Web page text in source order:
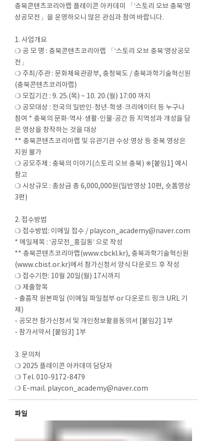
충북콘텐츠코리아랩 플레이콘 아카데미 「‘스토리 오브 충북’영
상공모전」을 운영하오니 많은 관심과 참여 바랍니다.
1. 사업개요
❍ 공 모 명 : 충북콘텐츠코리아랩 「‘스토리 오브 충북’영상공모
전」
❍ 주최/주관 : 문화체육관광부, 충청북도 / 충북과학기술혁신원
(충북콘텐츠코리아랩)
❍ 모집기간 : 9. 25.(목) ~ 10. 20.(월) 17:00 까지
❍ 공모대상 : 전국의 일반인·청년·학생·크리에이터 등 누구나
참여 * 충북의 문화·역사·생활·인물·공간 등 지역성과 개성을 담
은 영상을 창작하는 것을 대상
** 충북콘텐츠코리아랩 및 유관기관 수상 영상 등 중복 영상은
지원 불가
❍ 공모주제 : 충북의 이야기(스토리 오브 충북) ※[붙임1] 예시
참고
❍ 시상규모 : 총상금 총 6,000,000원(일반영상 10편, 숏폼영상
3편)
2. 접수방법
❍ 접수방법: 이메일 접수 / playcon_academy@naver.com
* 메일제목 : ‘공모전_홍길동’ 으로 작성
** 충북콘텐츠코리아랩(www.cbckl.kr), 충북과학기술혁신원
(www.cbist.or.kr)에서 참가신청서 양식 다운로드 후 작성
❍ 접수기한: 10월 20일(월) 17시까지
❍ 제출항목
- 출품작 원본파일 (이메일 파일첨부 or 다운로드 링크 URL 기
재)
- 공모전 참가신청서 및 개인정보활용동의서 [붙임2] 1부
- 참가서약서 [붙임3] 1부
3. 문의처
❍ 2025 플레이콘 아카데미 담당자
❍ Tel. 010-9172-8479
❍ E-mail. playcon_academy@naver.com
파일